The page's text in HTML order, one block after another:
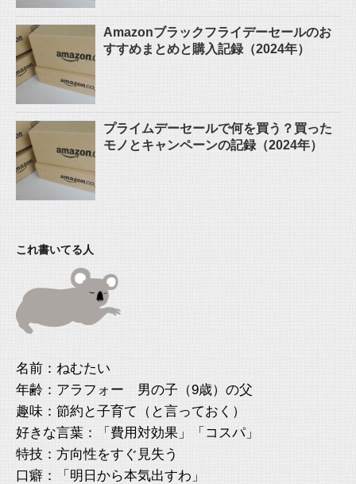
Amazonブラックフライデーセールのお
すすめまとめと購入記録（2024年）
プライムデーセールで何を買う？買った
モノとキャンペーンの記録（2024年）
これ書いてる人
名前：ねむたい
年齢：アラフォー 男の子（9歳）の父
趣味：節約と子育て（と言っておく）
好きな言葉：「費用対効果」「コスパ」
特技：方向性をすぐ見失う
口癖：「明日から本気出すわ」